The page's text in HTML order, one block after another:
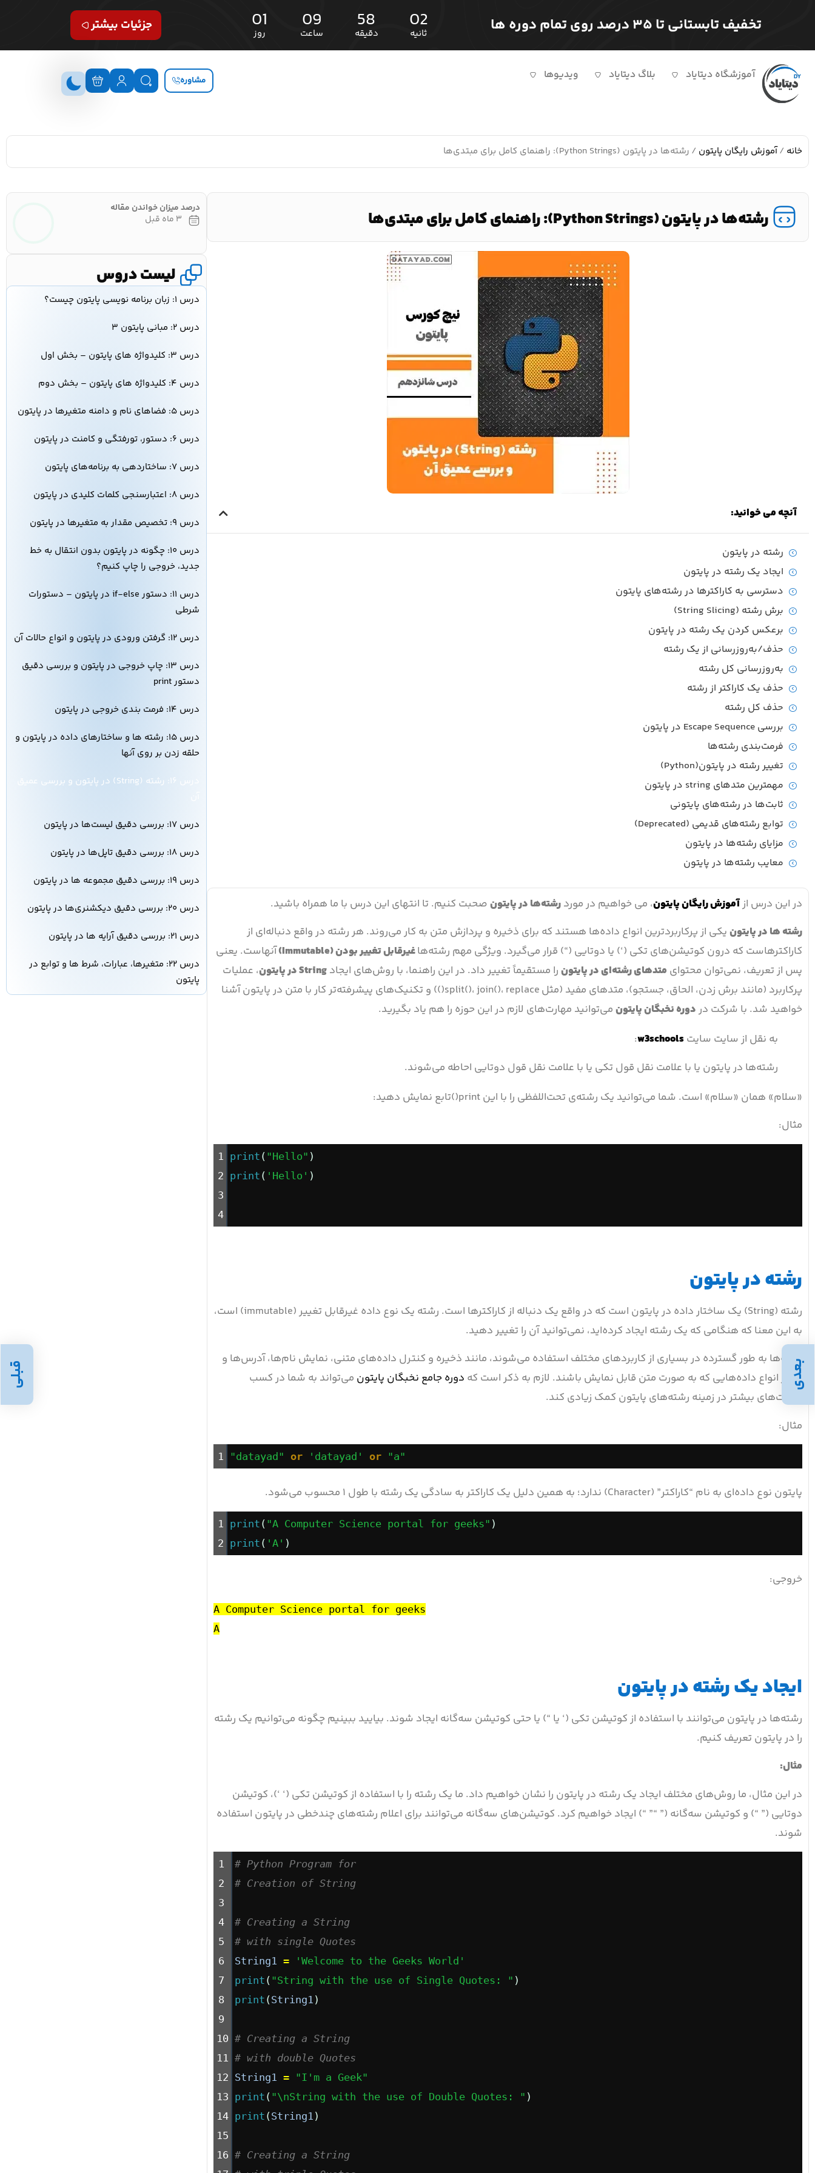
تخفیف تابستانی تا ۳۵ درصد روی تمام دوره ها 01
روز
09
ساعت
58
دقیقه
01
ثانیه جزئیات بیشتر
مشاوره آموزشگاه دیتایاد بلاگ دیتایاد ویدیوها
خانه /آموزش رایگان پایتون / رشته‌ها در پایتون (Python Strings): راهنمای کامل برای مبتدی‌ها
رشته‌ها در پایتون (Python Strings): راهنمای کامل برای مبتدی‌ها
قبلی بعدی
آنچه می خوانید:
رشته در پایتون
ایجاد یک رشته در پایتون
دسترسی به کاراکترها در رشته‌های پایتون
برش رشته (String Slicing)
برعکس کردن یک رشته در پایتون
حذف/به‌روزرسانی از یک رشته
به‌روزرسانی کل رشته
حذف یک کاراکتر از رشته
حذف کل رشته
بررسی Escape Sequence در پایتون
فرمت‌بندی رشته‌ها
تغییر رشته در پایتون(Python)
مهمترین متدهای string در پایتون
ثابت‌ها در رشته‌های پایتونی
توابع رشته‌های قدیمی (Deprecated)
مزایای رشته‌ها در پایتون
معایب رشته‌ها در پایتون
در این درس ازآموزش رایگان پایتون، می خواهیم در موردرشته‌ها در پایتونصحبت کنیم. تا انتهای این درس با ما همراه باشید.
رشته ها در پایتونیکی از پرکاربردترین انواع داده‌ها هستند که برای ذخیره و پردازش متن به کار می‌روند. هر رشته در واقع دنباله‌ای از
کاراکترهاست که درون کوتیشن‌های تکی (‘) یا دوتایی (“) قرار می‌گیرد. ویژگی مهم رشته‌هاغیرقابل تغییر بودن(Immutable)
آنهاست. یعنی
پس از تعریف، نمی‌توان محتوای متدهای رشته‌ای در پایتونرا مستقیماً تغییر داد. در این راهنما، با روش‌های ایجادStringدر پایتون، عملیات
پرکاربرد (مانند برش زدن، الحاق، جستجو)، متدهای مفید (مثل split()، join()، replace()) و تکنیک‌های پیشرفته‌تر کار با متن در پایتون آشنا
خواهید شد. با شرکت دردوره نخبگان پایتونمی‌توانید مهارت‌های لازم در این حوزه را هم یاد بگیرید.
به نقل از سایت سایتw3schools
:
رشته‌ها در پایتون یا با علامت نقل قول تکی یا با علامت نقل قول دوتایی احاطه می‌شوند.
«سلام» همان «سلام» است. شما می‌توانید یک رشته‌ی تحت‌اللفظی را با این print()تابع نمایش دهید:
مثال:
1 print ( "Hello" )
2 print ( 'Hello' )
3
4
رشته در پایتون
رشته (String) یک ساختار داده در پایتون است که در واقع یک دنباله از کاراکترها است. رشته یک نوع داده غیرقابل تغییر (immutable) است،
به این معنا که هنگامی که یک رشته ایجاد کرده‌اید، نمی‌توانید آن را تغییر دهید.
رشته‌ها به طور گسترده در بسیاری از کاربردهای مختلف استفاده می‌شوند، مانند ذخیره و کنترل داده‌های متنی، نمایش نام‌ها، آدرس‌ها و
سایر انواع داده‌هایی که به صورت متن قابل نمایش باشند. لازم به ذکر است که دوره جامع نخبگان پایتون می‌تواند به شما در کسب
مهارت‌های بیشتر در زمینه رشته‌های پایتون کمک زیادی کند.
مثال:
1 "datayad" or 'datayad' or "a"
پایتون نوع داده‌ای به نام “کاراکتر” (Character) ندارد؛ به همین دلیل یک کاراکتر به سادگی یک رشته با طول ۱ محسوب می‌شود.
1 print ( "A Computer Science portal for geeks" )
2 print ( 'A' )
خروجی:
A Computer Science portal for geeks
A
ایجاد یک رشته در پایتون
رشته‌ها در پایتون می‌توانند با استفاده از کوتیشن تکی (‘ یا “) یا حتی کوتیشن سه‌گانه ایجاد شوند. بیایید ببینیم چگونه می‌توانیم یک رشته
را در پایتون تعریف کنیم.
مثال:
در این مثال، ما روش‌های مختلف ایجاد یک رشته در پایتون را نشان خواهیم داد. ما یک رشته را با استفاده از کوتیشن تکی (‘ ‘)، کوتیشن
دوتایی (” “) و کوتیشن سه‌گانه (” “” “) ایجاد خواهیم کرد. کوتیشن‌های سه‌گانه می‌توانند برای اعلام رشته‌های چندخطی در پایتون استفاده
شوند.
1
# Python Program for
2
# Creation of String
3
4
# Creating a String
5
# with single Quotes
6
String1 =
'Welcome to the Geeks World'
7
print ( "String with the use of Single Quotes: " )
8
print (String1 )
9
10 # Creating a String
11 # with double Quotes
12 String1 = "I'm a Geek"
13 print ( "\nString with the use of Double Quotes: " )
14 print (String1 )
15
16 # Creating a String
درصد میزان خواندن مقاله
۳ ماه قبل
لیست دروس
درس ۱: زبان برنامه نویسی پایتون چیست؟
درس ۲: مبانی پایتون ۳
درس ۳: کلیدواژه‌ های پایتون – بخش اول
درس ۴: کلیدواژه‌ های پایتون – بخش دوم
درس ۵: فضاهای نام و دامنه متغیرها در پایتون
درس ۶: دستور، تورفتگی و کامنت در پایتون
درس ۷: ساختاردهی به برنامه‌های پایتون
درس ۸: اعتبارسنجی کلمات کلیدی در پایتون
درس ۹: تخصیص مقدار به متغیرها در پایتون
درس ۱۰: چگونه در پایتون بدون انتقال به خط
جدید، خروجی را چاپ کنیم؟
درس ۱۱: دستور if-else در پایتون – دستورات
شرطی
درس ۱۲: گرفتن ورودی در پایتون و انواع حالات آن
درس ۱۳: چاپ خروجی در پایتون و بررسی دقیق
دستور print
درس ۱۴: فرمت بندی خروجی در پایتون
درس ۱۵: رشته ها و ساختارهای داده در پایتون و
حلقه زدن بر روی آنها
درس ۱۶: رشته (String) در پایتون و بررسی عمیق
درس ۱۷: بررسی دقیق لیست‌ها در پایتون
درس ۱۸: بررسی دقیق تاپل‌ها در پایتون
درس ۱۹: بررسی دقیق مجموعه ها در پایتون
درس ۲۰: بررسی دقیق دیکشنری‌ها در پایتون
درس ۲۱: بررسی دقیق آرایه ها در پایتون
درس ۲۲: متغیرها، عبارات، شرط ها و توابع در
پایتون